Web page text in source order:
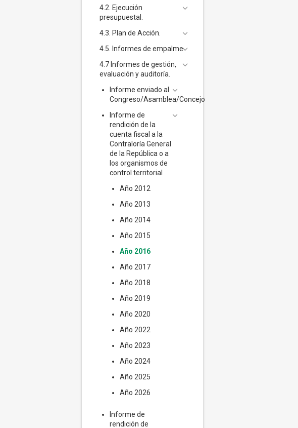
4.2. Ejecución
presupuestal.
4.3. Plan de Acción.
4.5. Informes de empalme.
4.7 Informes de gestión,
evaluación y auditoría.
Informe enviado al
Congreso/Asamblea/Concejo
Informe de
rendición de la
cuenta fiscal a la
Contraloría General
de la República o a
los organismos de
control territorial
Año 2012
Año 2013
Año 2014
Año 2015
Año 2016
Año 2017
Año 2018
Año 2019
Año 2020
Año 2022
Año 2023
Año 2024
Año 2025
Año 2026
Informe de
rendición de